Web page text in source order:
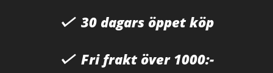
30 dagars öppet köp
Fri frakt över 1000:-